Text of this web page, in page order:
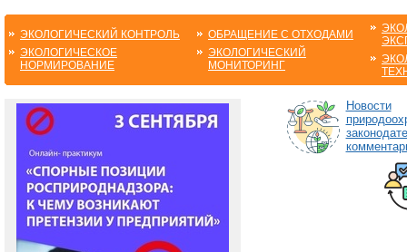
ЭКОЛОГИЧЕСКИЙ КОНТРОЛЬ
ЭКОЛОГИЧЕСКОЕ
НОРМИРОВАНИЕ
ОБРАЩЕНИЕ С ОТХОДАМИ
ЭКОЛОГИЧЕСКИЙ
МОНИТОРИНГ
Новости